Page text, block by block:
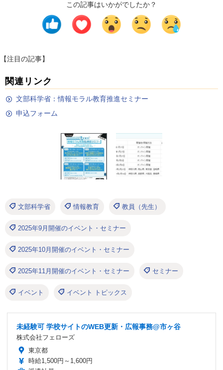
この記事はいかがでしたか？
【注目の記事】
関連リンク
文部科学省：情報モラル教育推進セミナー
申込フォーム
文部科学省 情報教育 教員（先生）
2025年9月開催のイベント・セミナー
2025年10月開催のイベント・セミナー
2025年11月開催のイベント・セミナー セミナー
イベント イベント トピックス
未経験可 学校サイトのWEB更新・広報事務@市ヶ谷
株式会社フェローズ
東京都
時給1,500円～1,600円